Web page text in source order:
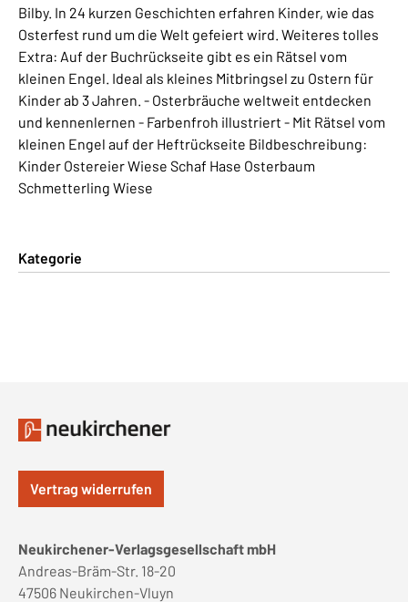
Bilby. In 24 kurzen Geschichten erfahren Kinder, wie das
Osterfest rund um die Welt gefeiert wird. Weiteres tolles
Extra: Auf der Buchrückseite gibt es ein Rätsel vom
kleinen Engel. Ideal als kleines Mitbringsel zu Ostern für
Kinder ab 3 Jahren. - Osterbräuche weltweit entdecken
und kennenlernen - Farbenfroh illustriert - Mit Rätsel vom
kleinen Engel auf der Heftrückseite Bildbeschreibung:
Kinder Ostereier Wiese Schaf Hase Osterbaum
Schmetterling Wiese
Kategorie
Vertrag widerrufen
Neukirchener-Verlagsgesellschaft mbH
Andreas-Bräm-Str. 18-20
47506 Neukirchen-Vluyn